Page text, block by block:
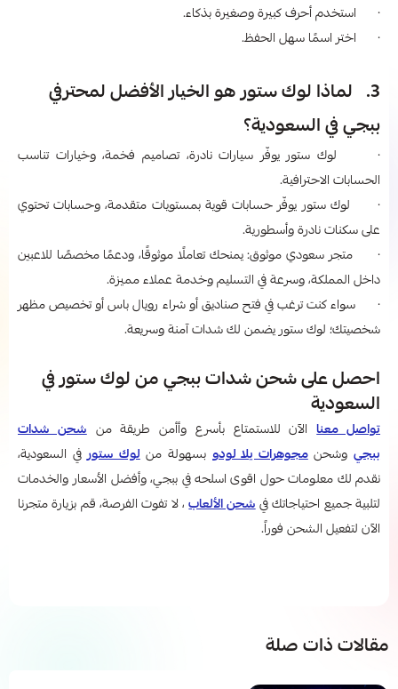
· استخدم أحرف كبيرة وصغيرة بذكاء.
· اختر اسمًا سهل الحفظ.
3. لماذا لوك ستور هو الخيار الأفضل لمحترفي
ببجي في السعودية؟
· لوك ستور يوفّر سيارات نادرة، تصاميم فخمة، وخيارات تناسب
الحسابات الاحترافية.
· لوك ستور يوفّر حسابات قوية بمستويات متقدمة، وحسابات تحتوي
على سكنات نادرة وأسطورية.
· متجر سعودي موثوق: يمنحك تعاملًا موثوقًا، ودعمًا مخصصًا للاعبين
داخل المملكة، وسرعة في التسليم وخدمة عملاء مميزة.
· سواء كنت ترغب في فتح صناديق أو شراء رويال باس أو تخصيص مظهر
شخصيتك؛ لوك ستور يضمن لك شدات آمنة وسريعة.
احصل على شحن شدات ببجي من لوك ستور في
السعودية
تواصل معناالآن للاستمتاع بأسرع وأأمن طريقة منشحن شدات
ببجيوشحنمجوهرات يلا لودو بسهولة منلوك ستورفي السعودية،
نقدم لك معلومات حول اقوى اسلحه في ببجي​،وأفضل الأسعار والخدمات
لتلبية جميع احتياجاتك فيشحن الألعاب، لا تفوت الفرصة، قم بزيارة متجرنا
الآن لتفعيل الشحن فوراً.
مقالات ذات صلة